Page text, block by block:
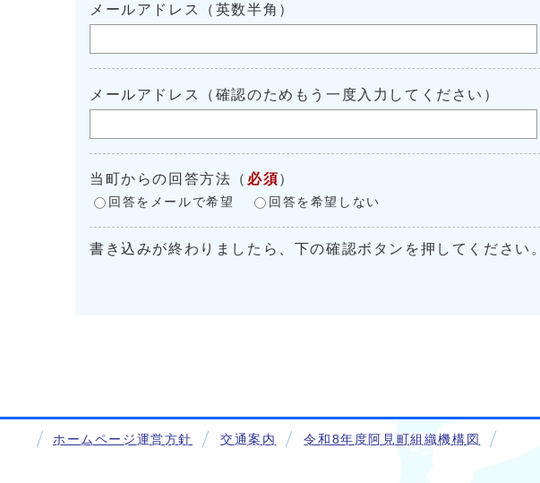
メールアドレス（英数半角）
メールアドレス（確認のためもう一度入力してください）
当町からの回答方法 （ 必須）
回答をメールで希望 回答を希望しない
書き込みが終わりましたら、下の確認ボタンを押してください。
ホームページ運営方針 交通案内 令和8年度阿見町組織機構図